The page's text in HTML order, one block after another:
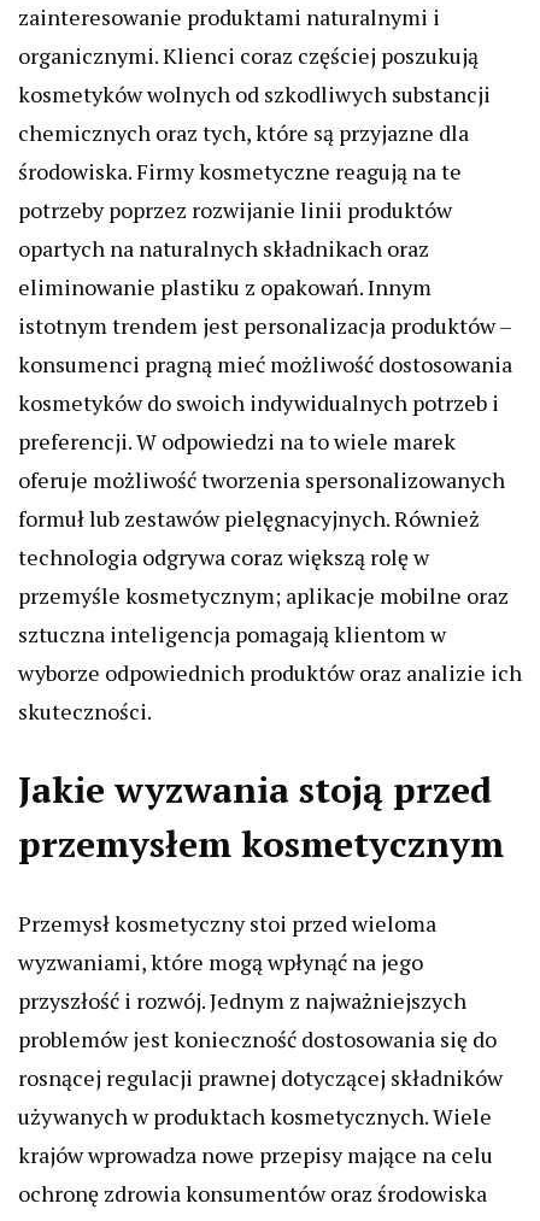
zainteresowanie produktami naturalnymi i
organicznymi. Klienci coraz częściej poszukują
kosmetyków wolnych od szkodliwych substancji
chemicznych oraz tych, które są przyjazne dla
środowiska. Firmy kosmetyczne reagują na te
potrzeby poprzez rozwijanie linii produktów
opartych na naturalnych składnikach oraz
eliminowanie plastiku z opakowań. Innym
istotnym trendem jest personalizacja produktów –
konsumenci pragną mieć możliwość dostosowania
kosmetyków do swoich indywidualnych potrzeb i
preferencji. W odpowiedzi na to wiele marek
oferuje możliwość tworzenia spersonalizowanych
formuł lub zestawów pielęgnacyjnych. Również
technologia odgrywa coraz większą rolę w
przemyśle kosmetycznym; aplikacje mobilne oraz
sztuczna inteligencja pomagają klientom w
wyborze odpowiednich produktów oraz analizie ich
skuteczności.
Jakie wyzwania stoją przed
przemysłem kosmetycznym
Przemysł kosmetyczny stoi przed wieloma
wyzwaniami, które mogą wpłynąć na jego
przyszłość i rozwój. Jednym z najważniejszych
problemów jest konieczność dostosowania się do
rosnącej regulacji prawnej dotyczącej składników
używanych w produktach kosmetycznych. Wiele
krajów wprowadza nowe przepisy mające na celu
ochronę zdrowia konsumentów oraz środowiska